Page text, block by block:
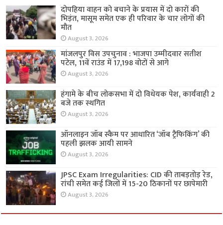
दोपहिया वाहन को बचाने के प्रयास में दो कारों की
भिड़ंत, मासूम समेत एक ही परिवार के चार लोगों की
मौत
August 3, 2026
मांजलपुर विस उपचुनाव : भाजपा उम्मीदवार सतीश
पटेल, 11वें राउंड में 17,198 वोटों से आगे
August 3, 2026
हंगामे के बीच लोकसभा में दो विधेयक पेश, कार्यवाही 2
बजे तक स्थगित
August 3, 2026
ऑनलाइन जॉब स्कैम पर आधारित ‘जॉब ट्रैफिकिंग’ की
पहली झलक आयी सामने
August 3, 2026
JPSC Exam Irregularities: CID की ताबड़तोड़ रेड,
रांची समेत कई जिलों में 15-20 ठिकानों पर छापेमारी
August 3, 2026